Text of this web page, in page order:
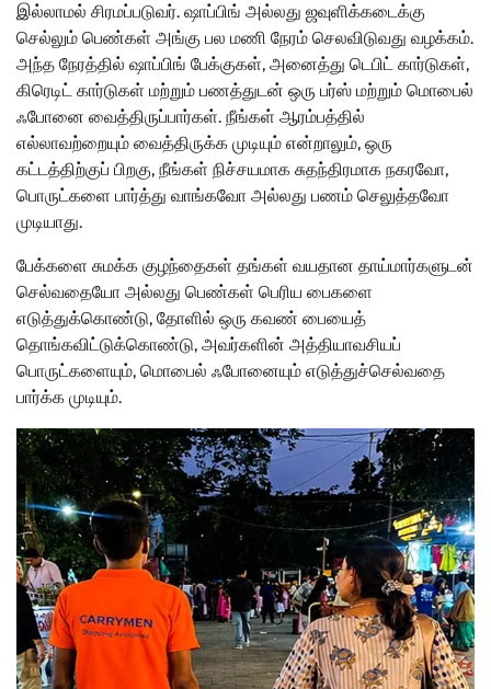
இல்லாமல் சிரமப்படுவர். ஷாப்பிங் அல்லது ஜவுளிக்கடைக்கு
செல்லும் பெண்கள் அங்கு பல மணி நேரம் செலவிடுவது வழக்கம்.
அந்த நேரத்தில் ஷாப்பிங் பேக்குகள், அனைத்து டெபிட் கார்டுகள்,
கிரெடிட் கார்டுகள் மற்றும் பணத்துடன் ஒரு பர்ஸ் மற்றும் மொபைல்
ஃபோனை வைத்திருப்பார்கள். நீங்கள் ஆரம்பத்தில்
எல்லாவற்றையும் வைத்திருக்க முடியும் என்றாலும், ஒரு
கட்டத்திற்குப் பிறகு, நீங்கள் நிச்சயமாக சுதந்திரமாக நகரவோ,
பொருட்களை பார்த்து வாங்கவோ அல்லது பணம் செலுத்தவோ
முடியாது.
பேக்களை சுமக்க குழந்தைகள் தங்கள் வயதான தாய்மார்களுடன்
செல்வதையோ அல்லது பெண்கள் பெரிய பைகளை
எடுத்துக்கொண்டு, தோளில் ஒரு கவண் பையைத்
தொங்கவிட்டுக்கொண்டு, அவர்களின் அத்தியாவசியப்
பொருட்களையும், மொபைல் ஃபோனையும் எடுத்துச்செல்வதை
பார்க்க முடியும்.